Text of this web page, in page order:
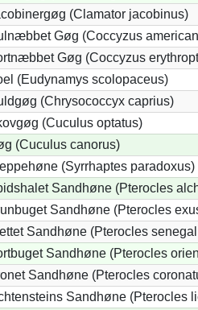
(Clamator jacobinus)
Gøg (Coccyzus
Gøg (Coccyzus
(Eudynamys scolopaceus)
(Chrysococcyx caprius)
(Cuculus optatus)
(Cuculus canorus)
(Syrrhaptes paradoxus)
Sandhøne (Pterocles
Sandhøne (Pterocles
Sandhøne (Pterocles
Sandhøne (Pterocles
Sandhøne (Pterocles
Sandhøne (Pterocles